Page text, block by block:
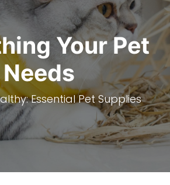
Your Pet
Needs
Essential Pet Supplies